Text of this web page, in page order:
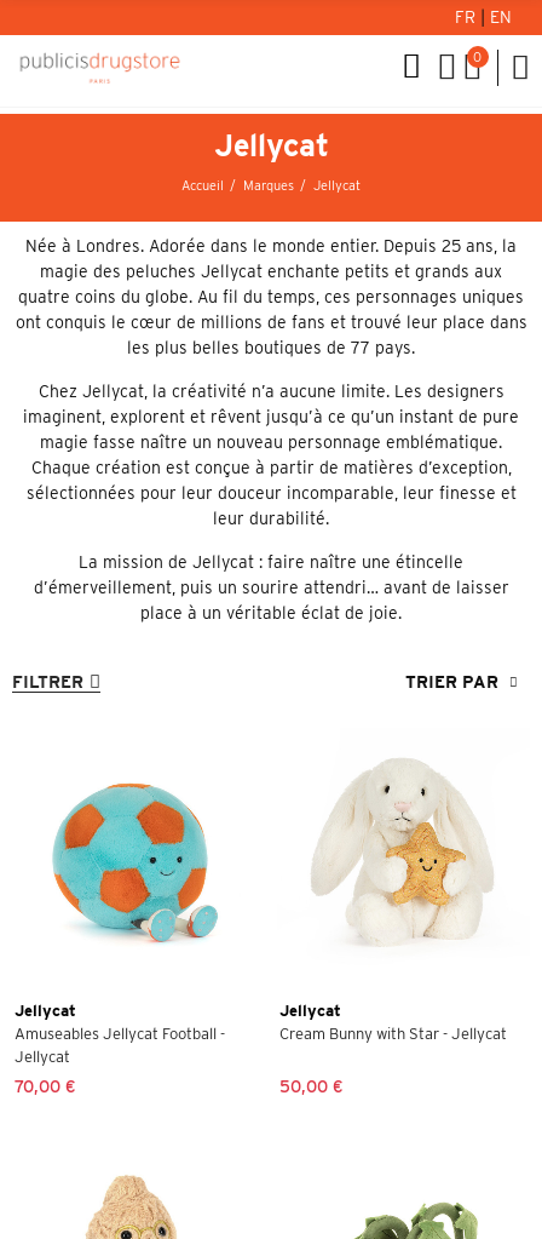
FR EN
0
Jellycat
Accueil Marques Jellycat
Née à Londres. Adorée dans le monde entier. Depuis 25 ans, la
magie des peluches Jellycat enchante petits et grands aux
quatre coins du globe. Au fil du temps, ces personnages uniques
ont conquis le cœur de millions de fans et trouvé leur place dans
les plus belles boutiques de 77 pays.
Chez Jellycat, la créativité n’a aucune limite. Les designers
imaginent, explorent et rêvent jusqu’à ce qu’un instant de pure
magie fasse naître un nouveau personnage emblématique.
Chaque création est conçue à partir de matières d’exception,
sélectionnées pour leur douceur incomparable, leur finesse et
leur durabilité.
La mission de Jellycat : faire naître une étincelle
d’émerveillement, puis un sourire attendri… avant de laisser
place à un véritable éclat de joie.
FILTRER TRIER PAR
Jellycat
Amuseables Jellycat Football -
Jellycat
70,00 €
Jellycat
Cream Bunny with Star - Jellycat
50,00 €